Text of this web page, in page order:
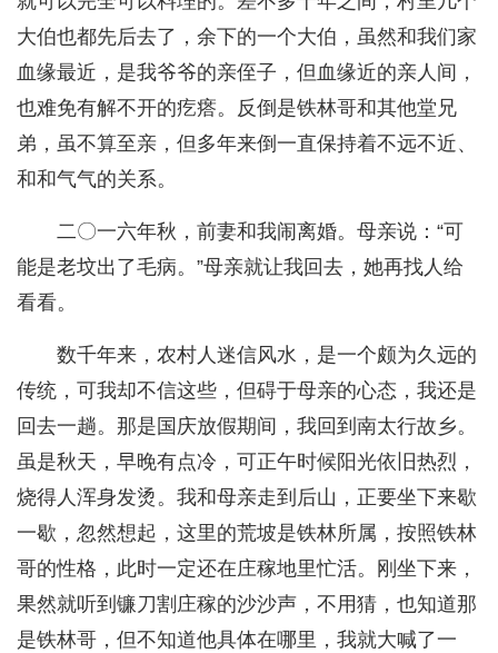
大伯也都先后去了，余下的一个大伯，虽然和我们家
血缘最近，是我爷爷的亲侄子，但血缘近的亲人间，
也难免有解不开的疙瘩。反倒是铁林哥和其他堂兄
弟，虽不算至亲，但多年来倒一直保持着不远不近、
和和气气的关系。
二〇一六年秋，前妻和我闹离婚。母亲说：“可
能是老坟出了毛病。”母亲就让我回去，她再找人给
看看。
数千年来，农村人迷信风水，是一个颇为久远的
传统，可我却不信这些，但碍于母亲的心态，我还是
回去一趟。那是国庆放假期间，我回到南太行故乡。
虽是秋天，早晚有点冷，可正午时候阳光依旧热烈，
烧得人浑身发烫。我和母亲走到后山，正要坐下来歇
一歇，忽然想起，这里的荒坡是铁林所属，按照铁林
哥的性格，此时一定还在庄稼地里忙活。刚坐下来，
果然就听到镰刀割庄稼的沙沙声，不用猜，也知道那
是铁林哥，但不知道他具体在哪里，我就大喊了一